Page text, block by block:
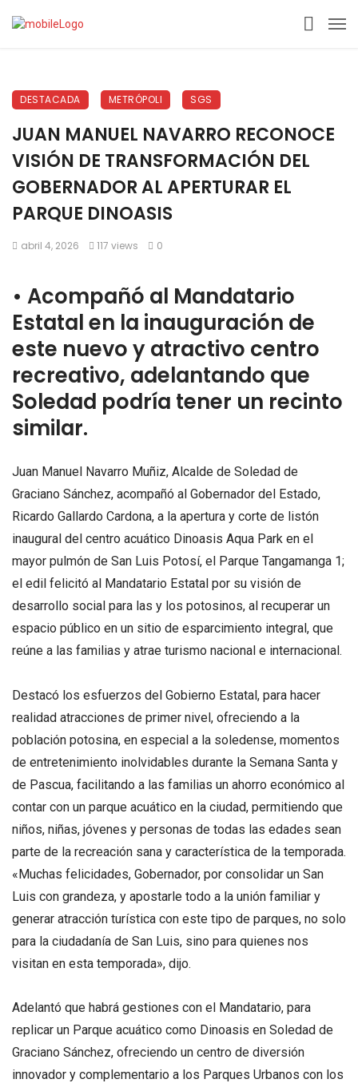
DESTACADA METRÓPOLI SGS
JUAN MANUEL NAVARRO RECONOCE
VISIÓN DE TRANSFORMACIÓN DEL
GOBERNADOR AL APERTURAR EL
PARQUE DINOASIS
abril 4, 2026 117 views 0
•⁠ ⁠Acompañó al Mandatario
Estatal en la inauguración de
este nuevo y atractivo centro
recreativo, adelantando que
Soledad podría tener un recinto
similar.
Juan Manuel Navarro Muñiz, Alcalde de Soledad de
Graciano Sánchez, acompañó al Gobernador del Estado,
Ricardo Gallardo Cardona, a la apertura y corte de listón
inaugural del centro acuático Dinoasis Aqua Park en el
mayor pulmón de San Luis Potosí, el Parque Tangamanga 1;
el edil felicitó al Mandatario Estatal por su visión de
desarrollo social para las y los potosinos, al recuperar un
espacio público en un sitio de esparcimiento integral, que
reúne a las familias y atrae turismo nacional e internacional.
Destacó los esfuerzos del Gobierno Estatal, para hacer
realidad atracciones de primer nivel, ofreciendo a la
población potosina, en especial a la soledense, momentos
de entretenimiento inolvidables durante la Semana Santa y
de Pascua, facilitando a las familias un ahorro económico al
contar con un parque acuático en la ciudad, permitiendo que
niños, niñas, jóvenes y personas de todas las edades sean
parte de la recreación sana y característica de la temporada.
«Muchas felicidades, Gobernador, por consolidar un San
Luis con grandeza, y apostarle todo a la unión familiar y
generar atracción turística con este tipo de parques, no solo
para la ciudadanía de San Luis, sino para quienes nos
visitan en esta temporada», dijo.
Adelantó que habrá gestiones con el Mandatario, para
replicar un Parque acuático como Dinoasis en Soledad de
Graciano Sánchez, ofreciendo un centro de diversión
innovador y complementario a los Parques Urbanos con los